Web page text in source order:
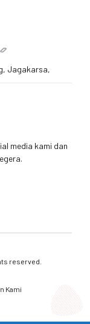
Jagakarsa,
media kami dan
reserved.
Kami